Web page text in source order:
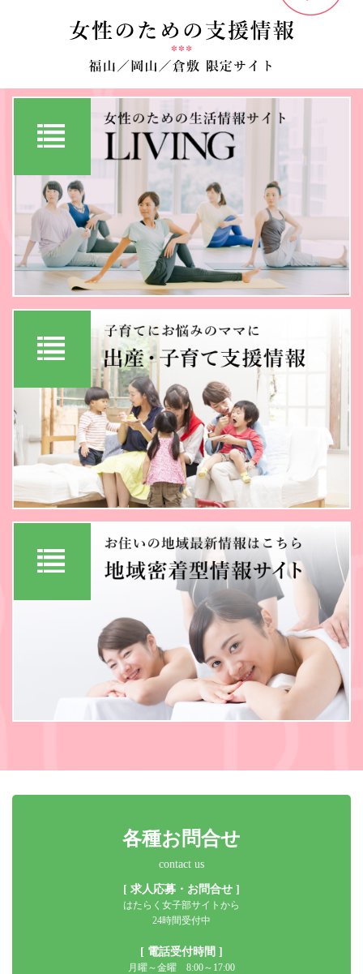
各種お問合せ
contact us
[ 求人応募・お問合せ ]
はたらく女子部サイトから
24時間受付中
[ 電話受付時間 ]
月曜～金曜 8:00～17:00